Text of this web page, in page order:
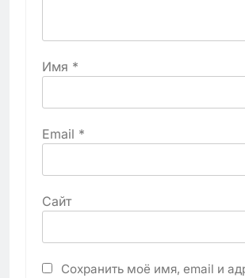
Имя *
Email *
Сайт
Сохранить моё имя, email и